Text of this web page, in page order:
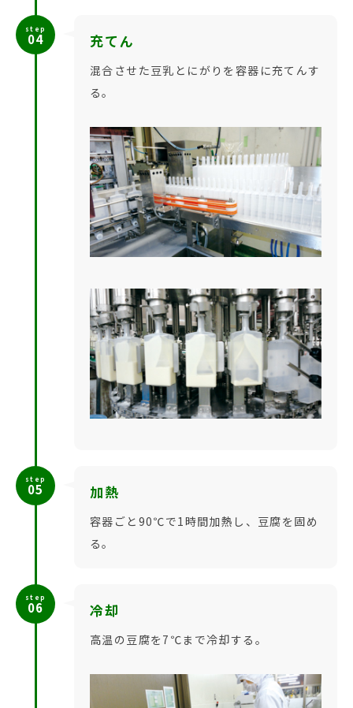
step
04 充てん
混合させた豆乳とにがりを容器に充てんす
る。
step
05 加熱
容器ごと90℃で1時間加熱し、豆腐を固め
る。
step
06 冷却
高温の豆腐を7℃まで冷却する。